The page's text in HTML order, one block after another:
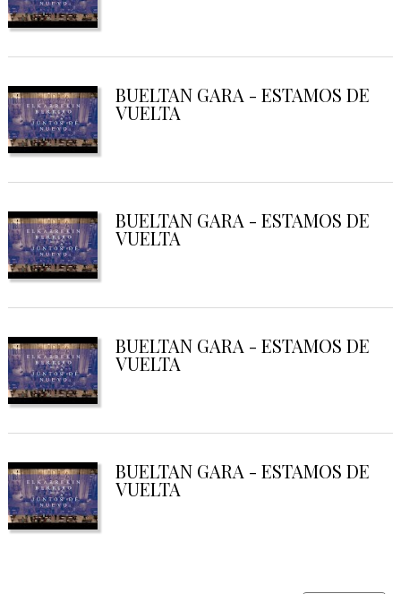
BUELTAN GARA - ESTAMOS DE
VUELTA
BUELTAN GARA - ESTAMOS DE
VUELTA
BUELTAN GARA - ESTAMOS DE
VUELTA
BUELTAN GARA - ESTAMOS DE
VUELTA